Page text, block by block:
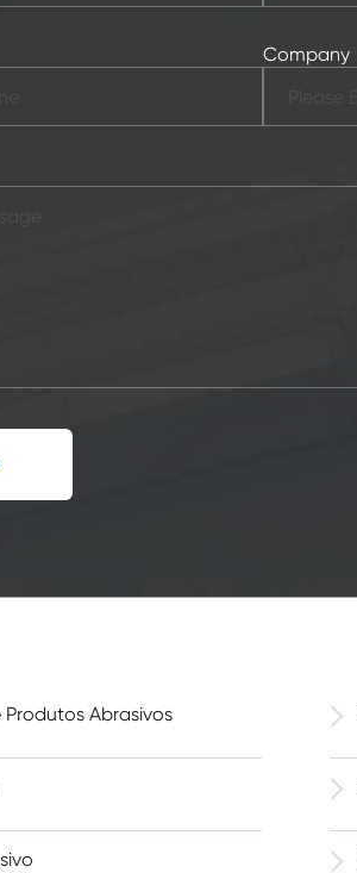
Company
Produtos Abrasivos